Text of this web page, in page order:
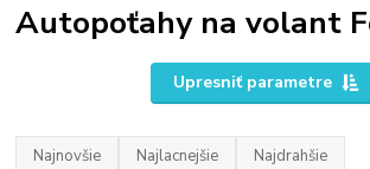
Autopoťahy na volant
Upresniť parametre
Najnovšie Najlacnejšie Najdrahšie